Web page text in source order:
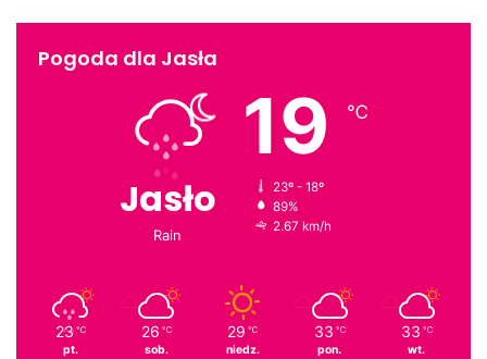
Pogoda dla Jasła
Jasło
Rain
19 ℃
23º - 18º
89%
2.67 km/h
23 ℃
pt.
26 ℃
sob.
29 ℃
niedz.
33 ℃
pon.
33 ℃
wt.